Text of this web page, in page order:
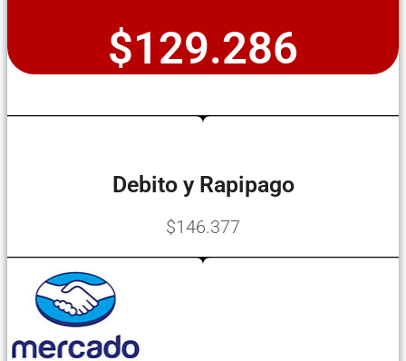
$129.286
Debito y Rapipago
$146.377